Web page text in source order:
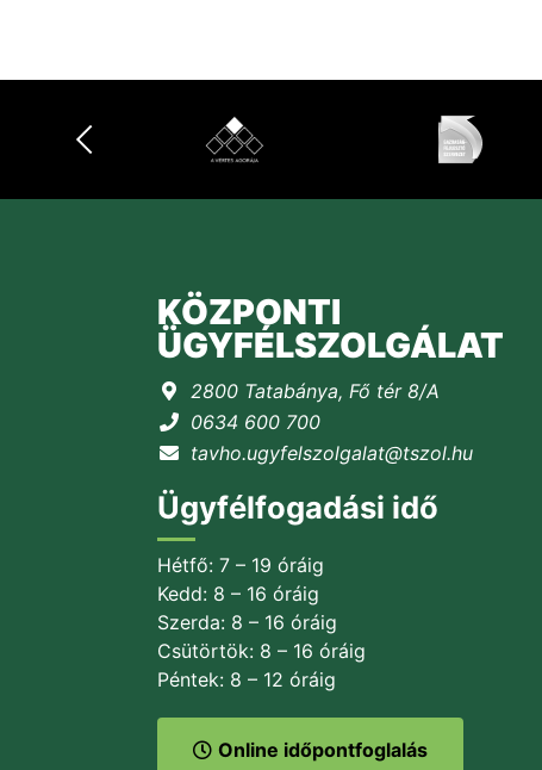
KÖZPONTI
ÜGYFÉLSZOLGÁLAT
2800 Tatabánya, Fő tér 8/A
0634 600 700
tavho.ugyfelszolgalat@tszol.hu
Ügyfélfogadási idő
Hétfő: 7 – 19 óráig
Kedd: 8 – 16 óráig
Szerda: 8 – 16 óráig
Csütörtök: 8 – 16 óráig
Péntek: 8 – 12 óráig
Online időpontfoglalás